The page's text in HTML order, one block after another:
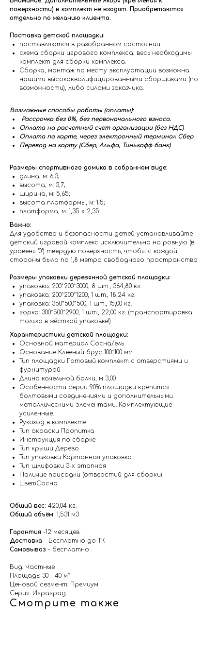
поверхности) в комплект не входят. Приобретаются
отдельно по желанию клиента.
Поставка детской площадки:
поставляются в разобранном состоянии
схема сборки игрового комплекса, весь необходимы
комплект для сборки комплекса.
Сборка, монтаж по месту эксплуатации возможна
нашими высококвалифицированными сборщиками (по
возможности), либо силами заказчика.
Возможные способы работы (оплаты):
Рассрочка без 0%, без первоначального взноса.
Оплата на расчетный счет организации (без НДС)
Оплата по карте, через электронный терминал Сбер.
Перевод на карту (Сбер, Альфа, Тинькофф банк)
Размеры спортивного домика в собранном виде:
длина, м: 6,3;
высота, м: 3,7;
ширина, м: 5,65;
высота платформы, м: 1,5;
платформа, м: 1,35 х 2,35
Важно:
Для удобства и безопасности детей устанавливайте
детский игровой комплекс исключительно на ровную (в
уровень "0") твердую поверхность, чтобы с каждой
стороны было по 1,8 метра свободного пространства
Размеры упаковки деревянной детской площадки:
упаковка: 200*200*3000, 8 шт., 364,80 кг.
упаковка: 200*200*1200, 1 шт., 18,24 кг.
упаковка: 350*500*500, 1 шт., 15,00 кг.
горка: 300*500*2900, 1 шт., 22,00 кг. (транспортировка
только в жёсткой упаковке!)
Характеристики детской площадки:
Основной материал Сосна/ель
Основание Клееный брус 100*100 мм
Тип площадки Готовый комплект с отверстиями и
фурнитурой
Длина качельной балки, м 3,00
Особенности серии 90% площадки крепится
болтовыми соединениями и дополнительными
металлическими элементами. Комплектующие -
усиленные.
Рукоход в комплекте
Тип окраски Пропитка
Инструкция по сборке
Тип крыши Дерево
Тип упаковки Картонная упаковка
Тип шлифовки 3-х этапная
Наличие присадки (отверстий для сборки)
ЦветСосна
Общий вес: 420,04 кг.
Общий объём: 1,531 м3
Гарантия -12 месяцев.
Доставка – Бесплатно до ТК
Самовывоз – бесплатно
Вид: Частные
Площадь: 30 – 40 м²
Ценовой сегмент: Премиум
Серия: Играград
Смотрите также